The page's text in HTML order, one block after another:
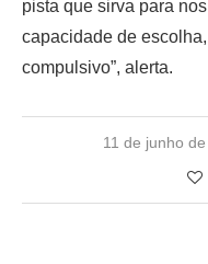
pista que sirva para
capacidade de
compulsivo”, alerta.
11 de junho de